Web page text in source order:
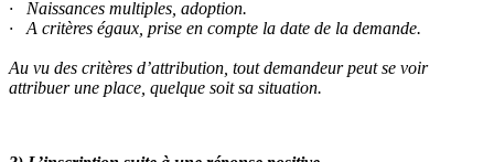
· Naissances multiples, adoption.
· A critères égaux, prise en compte la date de la demande.
Au vu des critères d’attribution, tout demandeur peut se voir
attribuer une place, quelque soit sa situation.